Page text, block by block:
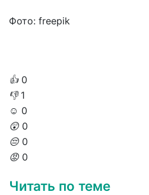
Фото: freepik
👍 0
👎 1
☺️ 0
😲 0
😔 0
😡 0
Читать по теме